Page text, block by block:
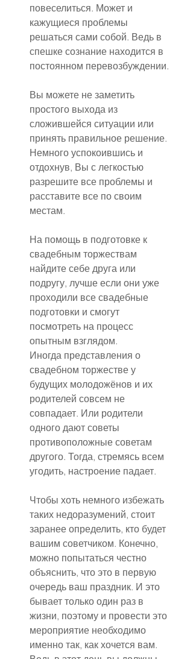
повеселиться. Может и
кажущиеся проблемы
решаться сами собой. Ведь в
спешке сознание находится в
постоянном перевозбуждении.
Вы можете не заметить
простого выхода из
сложившейся ситуации или
принять правильное решение.
Немного успокоившись и
отдохнув, Вы с легкостью
разрешите все проблемы и
расставите все по своим
местам.
На помощь в подготовке к
свадебным торжествам
найдите себе друга или
подругу, лучше если они уже
проходили все свадебные
подготовки и смогут
посмотреть на процесс
опытным взглядом.
Иногда представления о
свадебном торжестве у
будущих молодожёнов и их
родителей совсем не
совпадает. Или родители
одного дают советы
противоположные советам
другого. Тогда, стремясь всем
угодить, настроение падает.
Чтобы хоть немного избежать
таких недоразумений, стоит
заранее определить, кто будет
вашим советчиком. Конечно,
можно попытаться честно
объяснить, что это в первую
очередь ваш праздник. И это
бывает только один раз в
жизни, поэтому и провести это
мероприятие необходимо
именно так, как хочется вам.